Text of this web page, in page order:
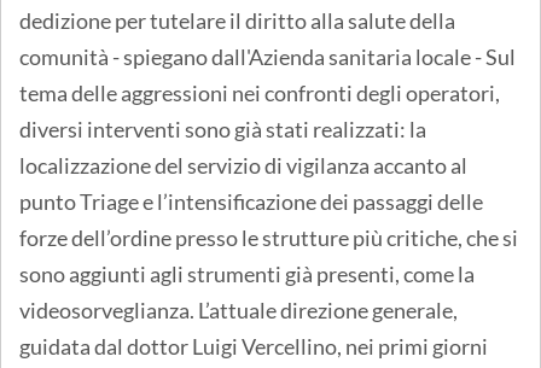
dedizione per tutelare il diritto alla salute della
comunità - spiegano dall'Azienda sanitaria locale - Sul
tema delle aggressioni nei confronti degli operatori,
diversi interventi sono già stati realizzati: la
localizzazione del servizio di vigilanza accanto al
punto Triage e l’intensificazione dei passaggi delle
forze dell’ordine presso le strutture più critiche, che si
sono aggiunti agli strumenti già presenti, come la
videosorveglianza. L’attuale direzione generale,
guidata dal dottor Luigi Vercellino, nei primi giorni